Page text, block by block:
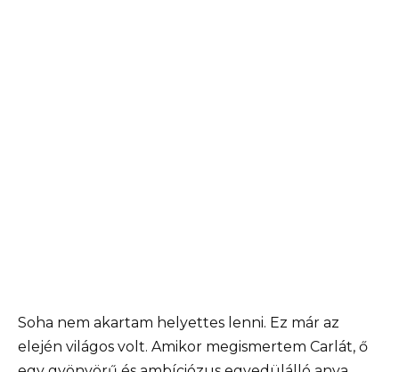
Soha nem akartam helyettes lenni. Ez már az
elején világos volt. Amikor megismertem Carlát, ő